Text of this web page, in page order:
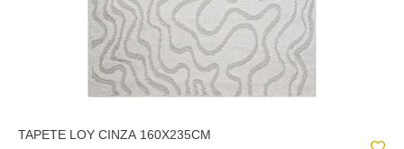
TAPETE LOY CINZA 160X235CM